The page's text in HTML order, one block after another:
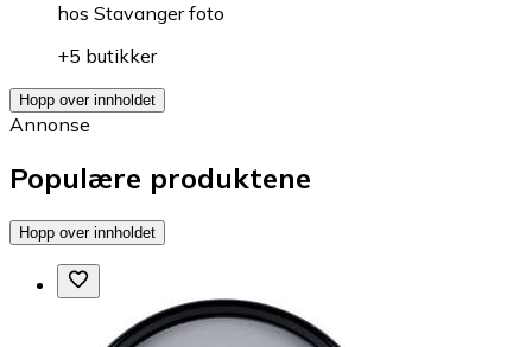
hos Stavanger foto
+5 butikker
Hopp over innholdet
Annonse
Populære produktene
Hopp over innholdet